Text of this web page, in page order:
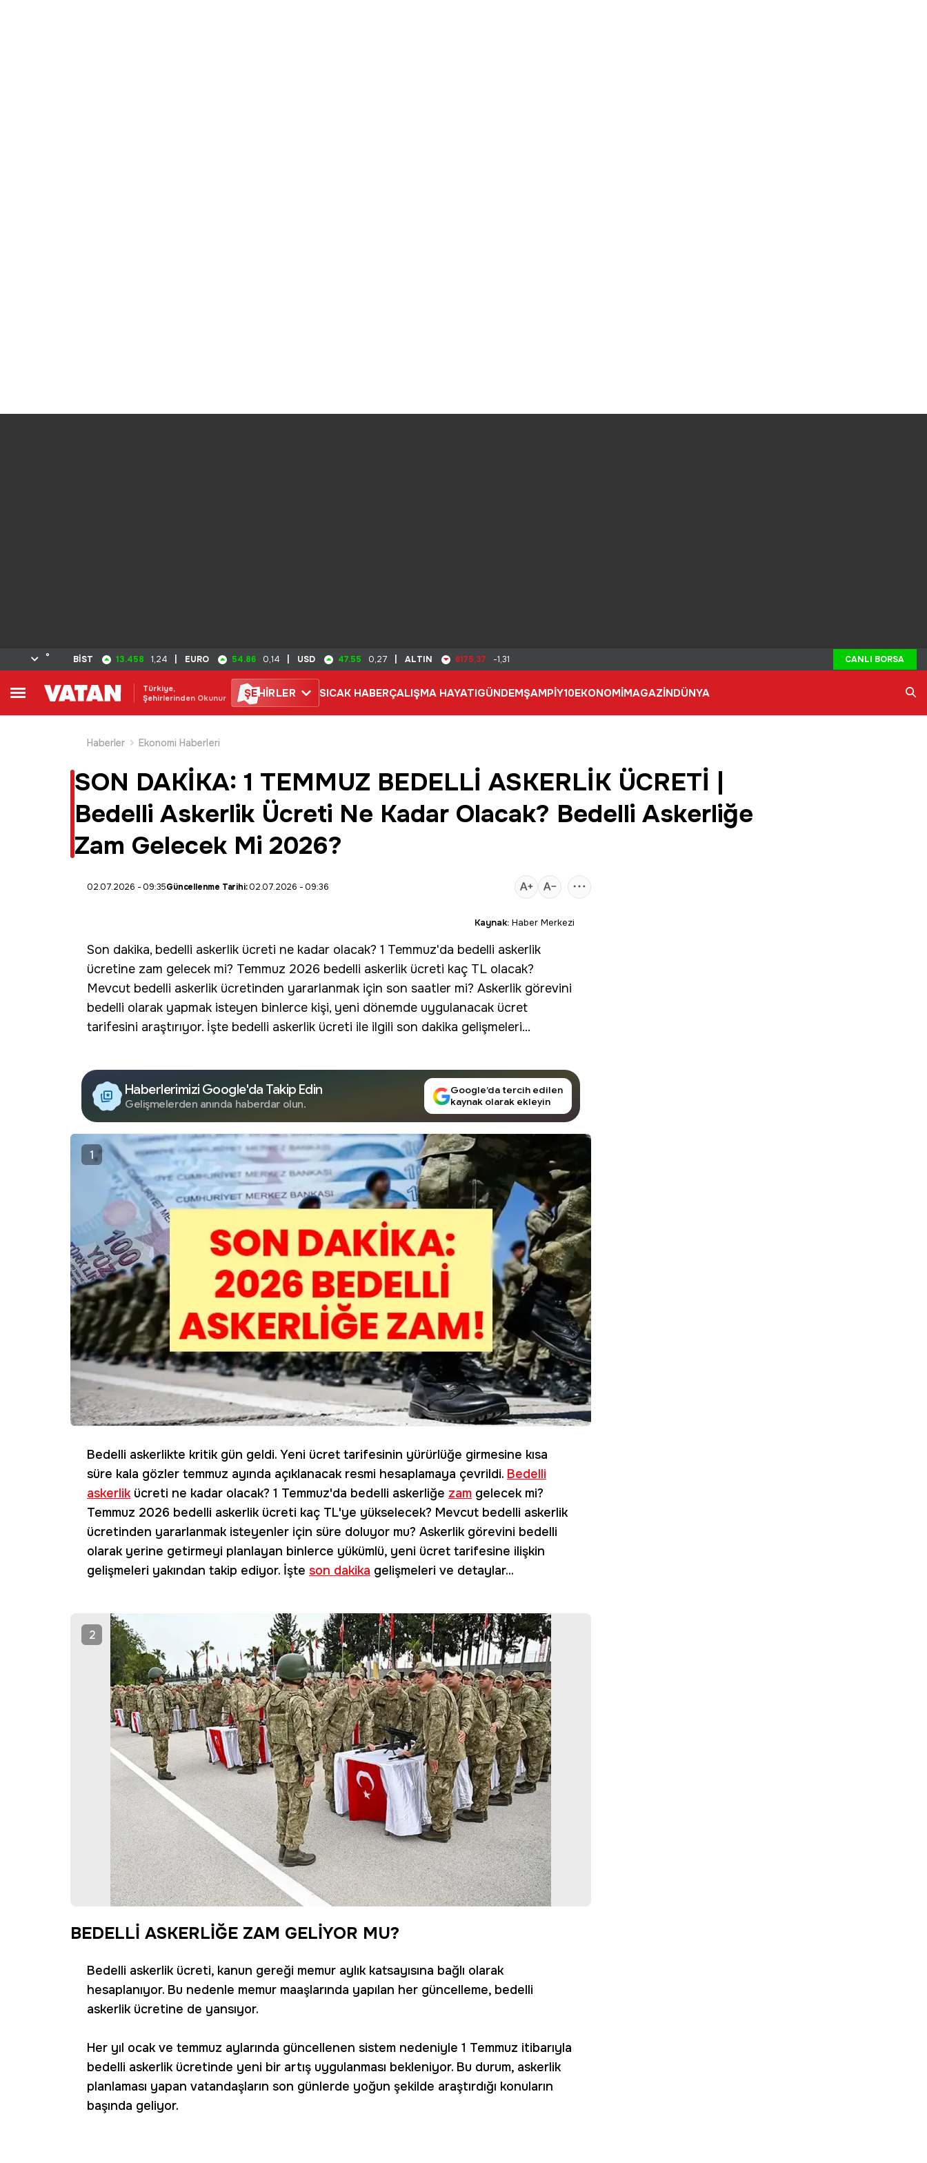
° BİST 13.458 1,24 EURO 54.86 0,14 USD 47.55 0,27 ALTIN 6175,37 -1,31 CANLI BORSA
Türkiye,
Şehirlerinden Okunur
ŞEHİRLER SICAK HABERÇALIŞMA HAYATIGÜNDEMŞAMPİY10EKONOMİMAGAZİNDÜNYA
Haberler
Ekonomi Haberleri
SON DAKİKA: 1 TEMMUZ BEDELLİ ASKERLİK ÜCRETİ |
Bedelli Askerlik Ücreti Ne Kadar Olacak? Bedelli Askerliğe
Zam Gelecek Mi 2026?
02.07.2026 - 09:35Güncellenme Tarihi:02.07.2026 - 09:36
Kaynak: Haber Merkezi
Son dakika, bedelli askerlik ücreti ne kadar olacak? 1 Temmuz'da bedelli askerlik
ücretine zam gelecek mi? Temmuz 2026 bedelli askerlik ücreti kaç TL olacak?
Mevcut bedelli askerlik ücretinden yararlanmak için son saatler mi? Askerlik görevini
bedelli olarak yapmak isteyen binlerce kişi, yeni dönemde uygulanacak ücret
tarifesini araştırıyor. İşte bedelli askerlik ücreti ile ilgili son dakika gelişmeleri...
Haberlerimizi Google'da Takip Edin
Gelişmelerden anında haberdar olun.
Google’da tercih edilen
kaynak olarak ekleyin
1
Bedelli askerlikte kritik gün geldi. Yeni ücret tarifesinin yürürlüğe girmesine kısa
süre kala gözler temmuz ayında açıklanacak resmi hesaplamaya çevrildi. Bedelli
askerlikücreti ne kadar olacak? 1 Temmuz'da bedelli askerliğe zam gelecek mi?
Temmuz 2026 bedelli askerlik ücreti kaç TL'ye yükselecek? Mevcut bedelli askerlik
ücretinden yararlanmak isteyenler için süre doluyor mu? Askerlik görevini bedelli
olarak yerine getirmeyi planlayan binlerce yükümlü, yeni ücret tarifesine ilişkin
gelişmeleri yakından takip ediyor. İşte son dakika gelişmeleri ve detaylar...
2
BEDELLİ ASKERLİĞE ZAM GELİYOR MU?
Bedelli askerlik ücreti, kanun gereği memur aylık katsayısına bağlı olarak
hesaplanıyor. Bu nedenle memur maaşlarında yapılan her güncelleme, bedelli
askerlik ücretine de yansıyor.
Her yıl ocak ve temmuz aylarında güncellenen sistem nedeniyle 1 Temmuz itibarıyla
bedelli askerlik ücretinde yeni bir artış uygulanması bekleniyor. Bu durum, askerlik
planlaması yapan vatandaşların son günlerde yoğun şekilde araştırdığı konuların
başında geliyor.